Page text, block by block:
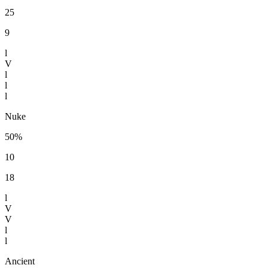
25
9
l
V
l
l
l
Nuke
50%
10
18
l
V
V
l
l
Ancient